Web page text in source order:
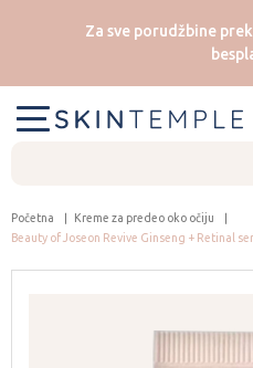
Za sve porudžbine
Početna
Kreme za predeo oko očiju
Beauty of Joseon Revive Ginseng + Retinal